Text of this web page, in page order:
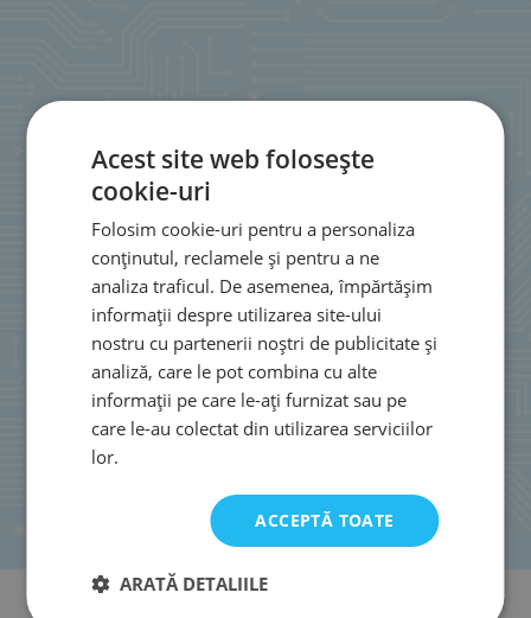
Acest site web folosește
cookie-uri
Folosim cookie-uri pentru a personaliza
conținutul, reclamele și pentru a ne
analiza traficul. De asemenea, împărtășim
informații despre utilizarea site-ului
nostru cu partenerii noștri de publicitate și
analiză, care le pot combina cu alte
informații pe care le-ați furnizat sau pe
care le-au colectat din utilizarea serviciilor
lor.
ACCEPTĂ TOATE
ARATĂ DETALIILE